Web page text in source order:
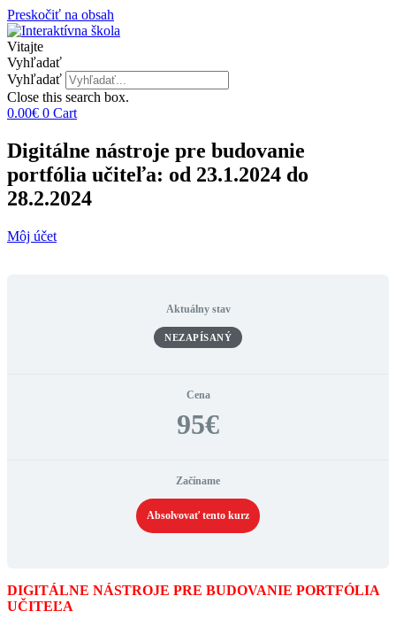
Preskočiť na obsah
Vitajte
Vyhľadať
Vyhľadať
Close this search box.
0.00€ 0 Cart
Digitálne nástroje pre budovanie
portfólia učiteľa: od 23.1.2024 do
28.2.2024
Môj účet
Aktuálny stav
NEZAPÍSANÝ
Cena
95€
Začíname
Absolvovať tento kurz
DIGITÁLNE NÁSTROJE PRE BUDOVANIE PORTFÓLIA
UČITEĽA